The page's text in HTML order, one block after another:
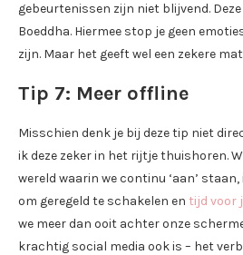
gebeurtenissen zijn niet blijvend.
Boeddha. Hiermee stop je geen
zijn. Maar het geeft wel een zekere
Tip 7: Meer offline
Misschien denk je bij deze tip niet
ik deze zeker in het rijtje thuishoren.
wereld waarin we continu ‘aan’
om geregeld te schakelen en tijd voor
we meer dan ooit achter onze
krachtig social media ook is – het